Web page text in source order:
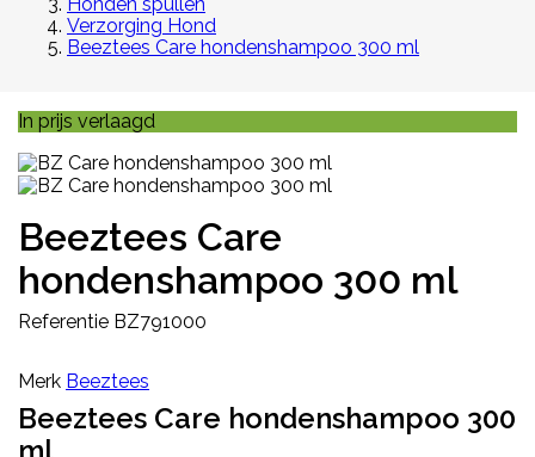
Verzorging Hond
Beeztees Care hondenshampoo 300 ml
In prijs verlaagd
Beeztees Care
hondenshampoo 300 ml
Referentie BZ791000
Merk Beeztees
Beeztees Care hondenshampoo 300
ml